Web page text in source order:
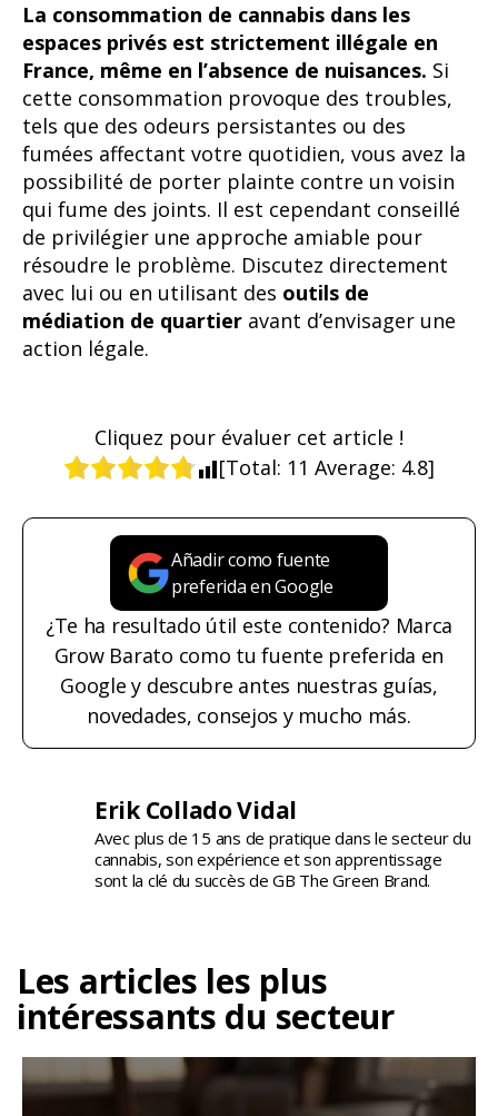
La consommation de cannabis dans les
espaces privés est strictement illégale en
France, même en l’absence de nuisances. Si
cette consommation provoque des troubles,
tels que des odeurs persistantes ou des
fumées affectant votre quotidien, vous avez la
possibilité de porter plainte contre un voisin
qui fume des joints. Il est cependant conseillé
de privilégier une approche amiable pour
résoudre le problème. Discutez directement
avec lui ou en utilisant des outils de
médiation de quartier avant d’envisager une
action légale.
Cliquez pour évaluer cet article !
[Total: 11 Average: 4.8]
Añadir como fuente
preferida en Google
¿Te ha resultado útil este contenido? Marca
Grow Barato como tu fuente preferida en
Google y descubre antes nuestras guías,
novedades, consejos y mucho más.
Erik Collado Vidal
Avec plus de 15 ans de pratique dans le secteur du
cannabis, son expérience et son apprentissage
sont la clé du succès de GB The Green Brand.
Les articles les plus
intéressants du secteur